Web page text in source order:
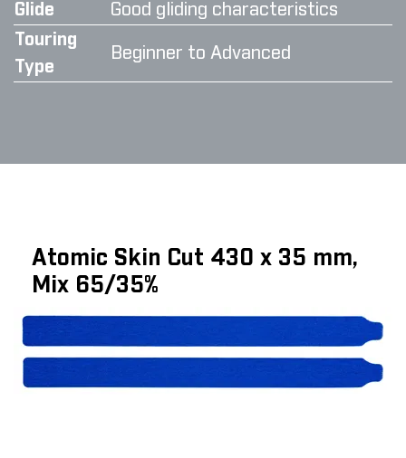
Glide
Good gliding characteristics
Touring
Type
Beginner to Advanced
Atomic Skin Cut 430 x 35 mm,
Mix 65/35%